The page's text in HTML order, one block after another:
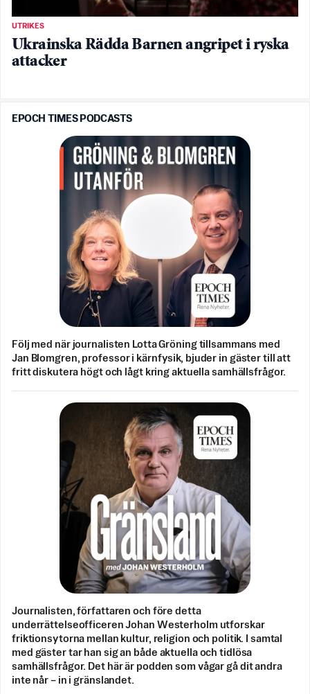
UTRIKES
Ukrainska Rädda Barnen angripet i ryska
attacker
EPOCH TIMES PODCASTS
Följ med när journalisten Lotta Gröning tillsammans med
Jan Blomgren, professor i kärnfysik, bjuder in gäster till att
fritt diskutera högt och lågt kring aktuella samhällsfrågor.
Journalisten, författaren och före detta
underrättelseofficeren Johan Westerholm utforskar
friktionsytorna mellan kultur, religion och politik. I samtal
med gäster tar han sig an både aktuella och tidlösa
samhällsfrågor. Det här är podden som vågar gå dit andra
inte når – in i gränslandet.